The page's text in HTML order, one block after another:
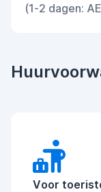
(1-2 dagen:
Voor